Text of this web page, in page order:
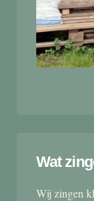
Wat
Wij zingen